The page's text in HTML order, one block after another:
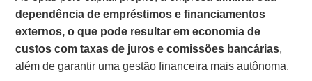
dependência de empréstimos e financiamentos
externos, o que pode resultar em economia de
custos com taxas de juros e comissões bancárias,
além de garantir uma gestão financeira mais autônoma.